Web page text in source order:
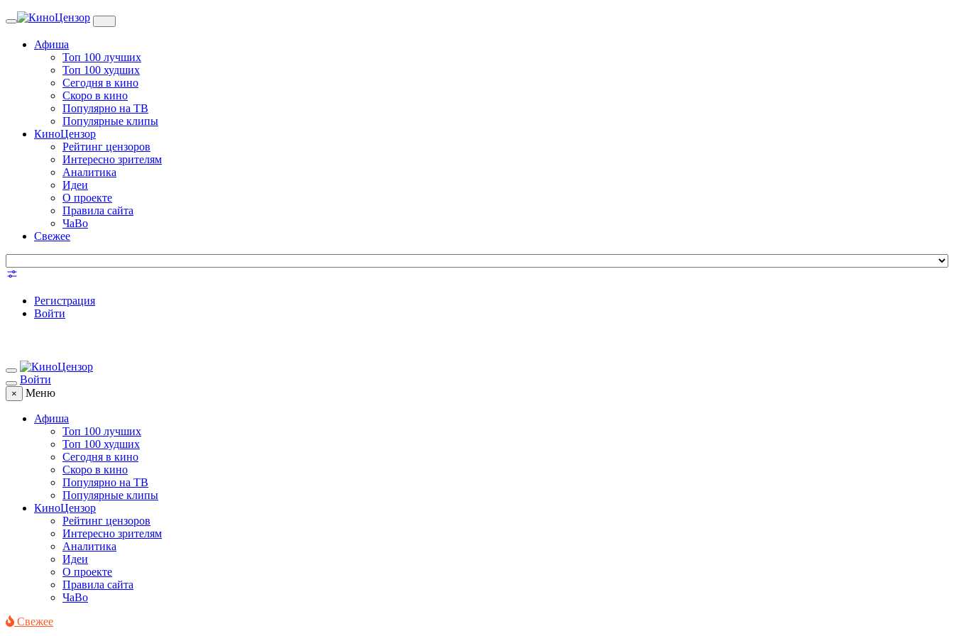
Toggle
Афиша
Топ 100 лучших
Топ 100 худших
Сегодня в кино
Скоро в кино
Популярно на ТВ
Популярные клипы
КиноЦензор
Рейтинг цензоров
Интересно зрителям
Аналитика
Идеи
О проекте
Правила сайта
ЧаВо
Свежее
Регистрация
Войти
Войти
× Меню
Афиша
Топ 100 лучших
Топ 100 худших
Сегодня в кино
Скоро в кино
Популярно на ТВ
Популярные клипы
КиноЦензор
Рейтинг цензоров
Интересно зрителям
Аналитика
Идеи
О проекте
Правила сайта
ЧаВо
Свежее